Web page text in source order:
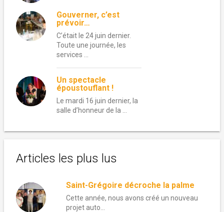
Gouverner, c’est
prévoir…
C’était le 24 juin dernier.
Toute une journée, les
services …
Un spectacle
époustouflant !
Le mardi 16 juin dernier, la
salle d’honneur de la …
Articles les plus lus
Saint-Grégoire décroche la palme
Cette année, nous avons créé un nouveau
projet auto...